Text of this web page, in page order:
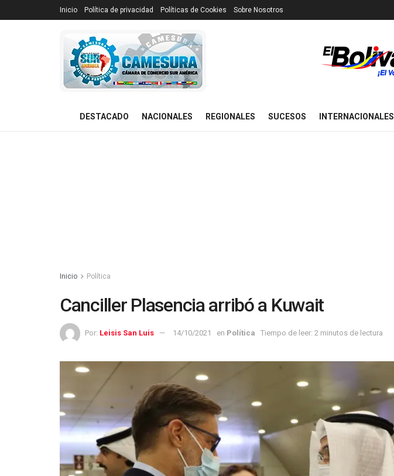
Inicio Política de privacidad Políticas de Cookies Sobre Nosotros
DESTACADO NACIONALES REGIONALES SUCESOS INTERNACIONALES
Inicio Política
Canciller Plasencia arribó a Kuwait
Por: Leisis San Luis 14/10/2021 en Política Tiempo de leer: 2 minutos de lectura